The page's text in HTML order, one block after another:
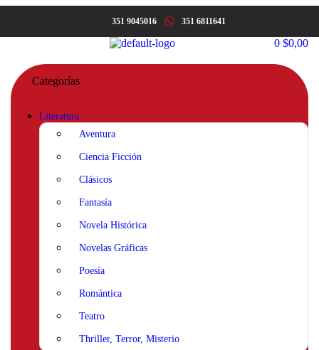
351 9045016 351 6811641
0 $0,00
Categorías
Literatura
Aventura
Ciencia Ficción
Clásicos
Fantasía
Novela Histórica
Novelas Gráficas
Poesía
Romántica
Teatro
Thriller, Terror, Misterio